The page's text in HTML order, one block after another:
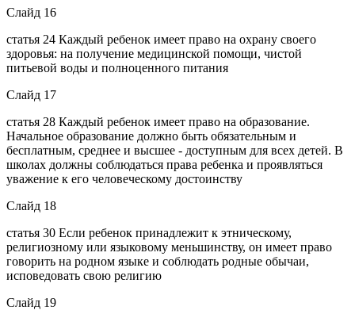
Слайд 16
статья 24 Каждый ребенок имеет право на охрану своего
здоровья: на получение медицинской помощи, чистой
питьевой воды и полноценного питания
Слайд 17
статья 28 Каждый ребенок имеет право на образование.
Начальное образование должно быть обязательным и
бесплатным, среднее и высшее - доступным для всех детей. В
школах должны соблюдаться права ребенка и проявляться
уважение к его человеческому достоинству
Слайд 18
статья 30 Если ребенок принадлежит к этническому,
религиозному или языковому меньшинству, он имеет право
говорить на родном языке и соблюдать родные обычаи,
исповедовать свою религию
Слайд 19